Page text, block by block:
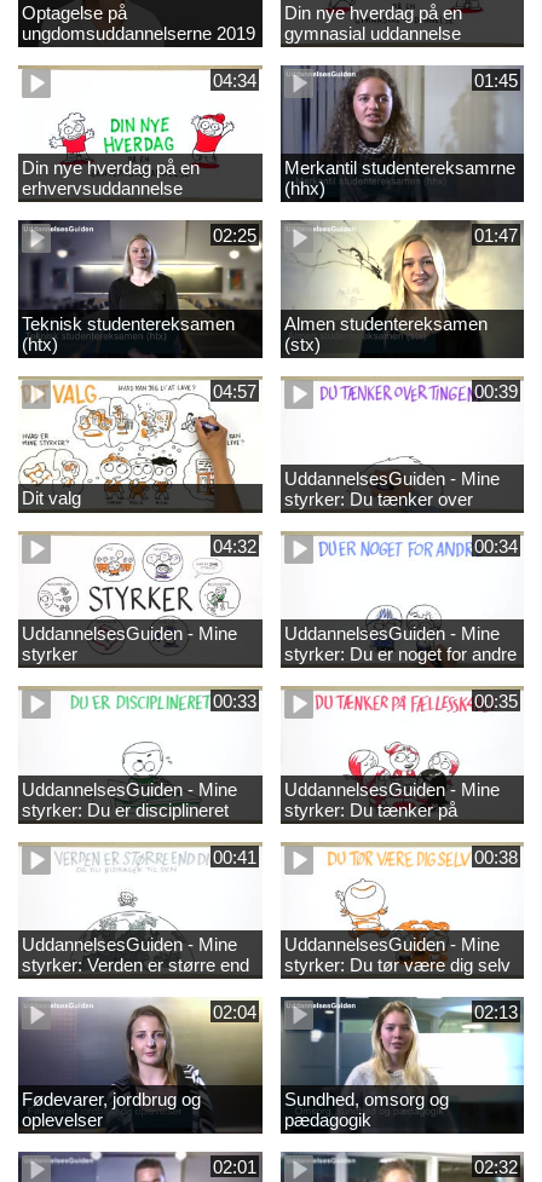
Optagelse på
ungdomsuddannelserne 2019
Din nye hverdag på en
gymnasial uddannelse
04:34
Din nye hverdag på en
erhvervsuddannelse
01:45
Merkantil studentereksamrne
(hhx)
02:25
Teknisk studentereksamen
(htx)
01:47
Almen studentereksamen
(stx)
04:57
Dit valg
00:39
UddannelsesGuiden - Mine
styrker: Du tænker over
tingene
04:32
UddannelsesGuiden - Mine
styrker
00:34
UddannelsesGuiden - Mine
styrker: Du er noget for andre
00:33
UddannelsesGuiden - Mine
styrker: Du er disciplineret
00:35
UddannelsesGuiden - Mine
styrker: Du tænker på
fællesskabet
00:41
UddannelsesGuiden - Mine
styrker: Verden er større end
dig og du bidrager til den
00:38
UddannelsesGuiden - Mine
styrker: Du tør være dig selv
02:04
Fødevarer, jordbrug og
oplevelser
02:13
Sundhed, omsorg og
pædagogik
02:01 02:32